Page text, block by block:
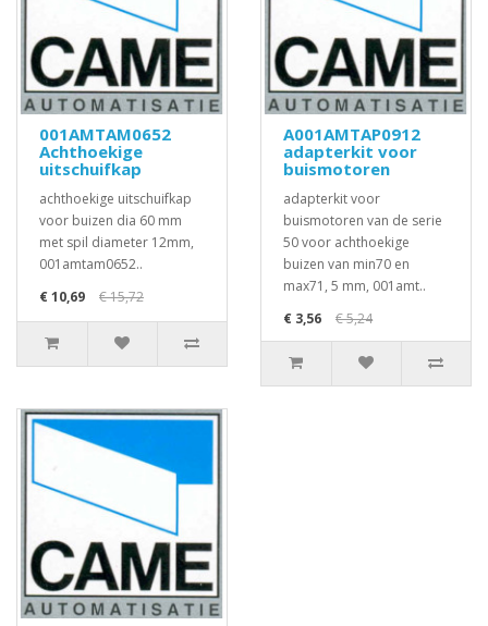
001AMTAM0652
Achthoekige
uitschuifkap
achthoekige uitschuifkap
voor buizen dia 60 mm
met spil diameter 12mm,
001amtam0652..
€ 10,69
€ 15,72
A001AMTAP0912
adapterkit voor
buismotoren
adapterkit voor
buismotoren van de serie
50 voor achthoekige
buizen van min70 en
max71, 5 mm, 001amt..
€ 3,56
€ 5,24